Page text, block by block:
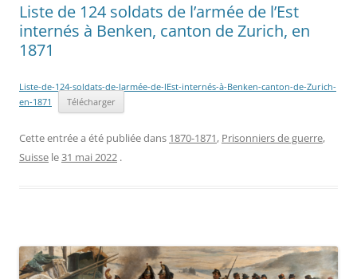
Liste de 124 soldats de l’armée de l’Est
internés à Benken, canton de Zurich, en
1871
Liste-de-124-soldats-de-larmée-de-lEst-internés-à-Benken-canton-de-Zurich-
en-1871
Télécharger
Cette entrée a été publiée dans 1870-1871, Prisonniers de guerre,
Suisse le31 mai 2022 .